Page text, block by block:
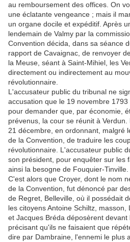
au remboursement des offices. On
une éclatante vengeance ; mais il
un organe docile et expéditif. Après
lendemain de Valmy par la
Convention décida, dans sa séance
rapport de Cavaignac, de renvoyer
la Meuse, séant à Saint-Mihiel, les
directement ou indirectement au
révolutionnaire.
L'accusateur public du tribunal ne
accusation que le 19 novembre
pour demander que, par économie,
prévenus, la cour se réunit à
21 décembre, en ordonnant, malgré
de la Convention, de traduire les
révolutionnaire. L'accusateur public
son président, pour enquêter sur les
ainsi la besogne de Fouquier-Tinville.
C'est alors que Croyer, dont le nom
de la Convention, fut dénoncé par
de Regret, Belleville, où il possédait
les citoyens Antoine Schiltz, masson,
et Jacques Bréda déposèrent devant
précisant qu'ils ne faisaient que
dire par Dambraine, l'ennemi le plus